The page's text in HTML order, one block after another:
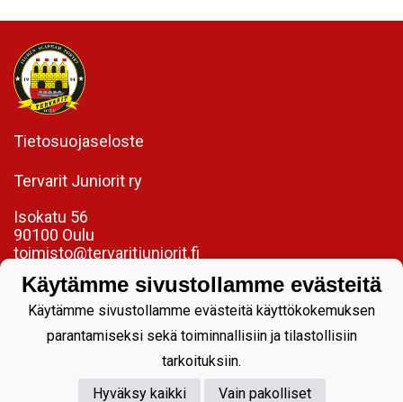
Tietosuojaseloste
Tervarit Juniorit ry
Isokatu 56
90100 Oulu
toimisto@tervaritjuniorit.fi
Laadukasta jalkapalloa jokaiselle.
Powered by
Käytämme sivustollamme evästeitä
Käytämme sivustollamme evästeitä käyttökokemuksen
parantamiseksi sekä toiminnallisiin ja tilastollisiin
tarkoituksiin.
Hyväksy kaikki
Vain pakolliset